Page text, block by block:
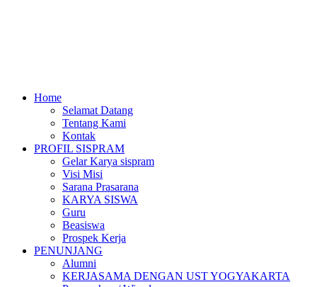
Home
Selamat Datang
Tentang Kami
Kontak
PROFIL SISPRAM
Gelar Karya sispram
Visi Misi
Sarana Prasarana
KARYA SISWA
Guru
Beasiswa
Prospek Kerja
PENUNJANG
Alumni
KERJASAMA DENGAN UST YOGYAKARTA